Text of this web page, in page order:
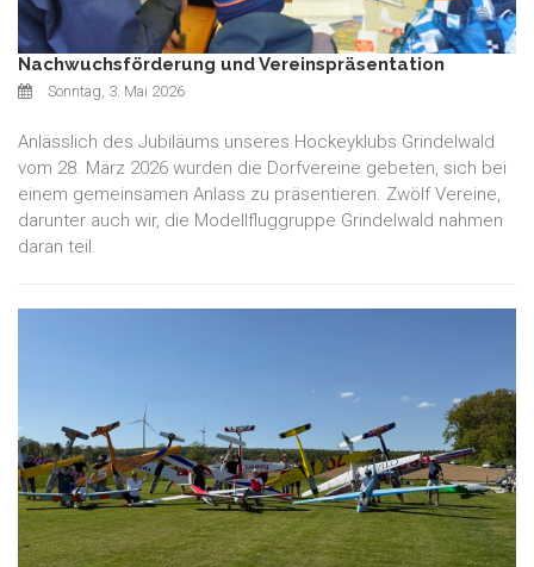
Nachwuchsförderung und Vereinspräsentation
Sonntag, 3. Mai 2026
Anlässlich des Jubiläums unseres Hockeyklubs Grindelwald
vom 28. März 2026 wurden die Dorfvereine gebeten, sich bei
einem gemeinsamen Anlass zu präsentieren. Zwölf Vereine,
darunter auch wir, die Modellfluggruppe Grindelwald nahmen
daran teil.